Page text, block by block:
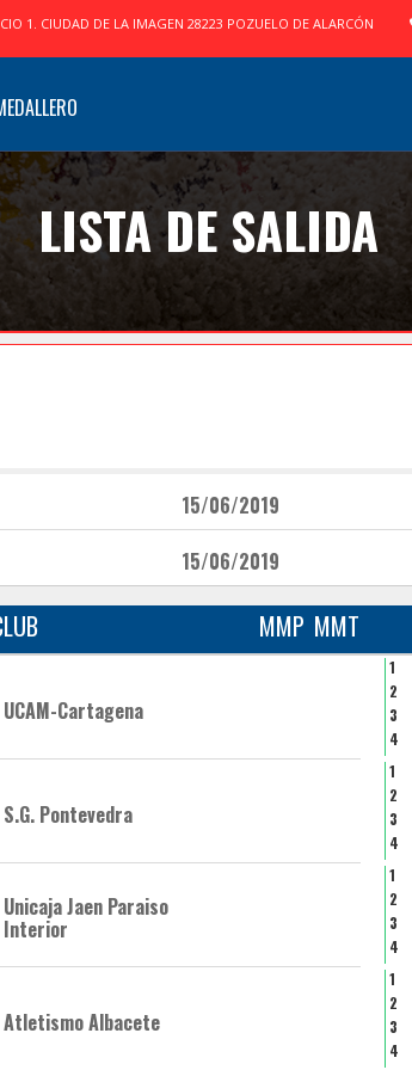
1. CIUDAD DE LA IMAGEN 28223 POZUELO DE ALARCÓN
LISTA DE SALIDA
15/06/2019
15/06/2019
MMP MMT
UCAM-Cartagena
1
2
3
4
S.G. Pontevedra
1
2
3
4
Unicaja Jaen Paraiso
Interior
1
2
3
4
Atletismo Albacete
1
2
3
4